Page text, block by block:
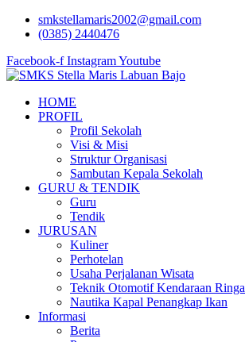
Lewatismkstellamaris2002@gmail.com
(0385) 2440476
Facebook-f InstagramYoutube
HOME
PROFIL
Profil Sekolah
Visi & Misi
Struktur Organisasi
Sambutan Kepala Sekolah
GURU & TENDIK
Guru
Tendik
JURUSAN
Kuliner
Perhotelan
Usaha Perjalanan Wisata
Teknik Otomotif Kendaraan
Nautika Kapal Penangkap Ikan
Informasi
Berita